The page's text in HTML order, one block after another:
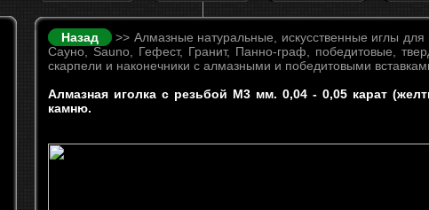
Назад
>> Алмазные натуральные, искусственные иглы
Сауно, Sauno, Гефест, Гранит, Панно-граф, победитовые,
скарпели и наконечники с алмазными и победитовыми
Алмазная иголка с резьбой М3 мм. 0,04 - 0,05 карат
камню.